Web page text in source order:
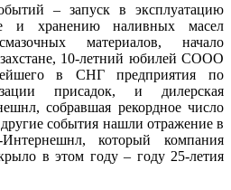
– запуск в эксплуатацию
и хранению наливных масел
материалов, начало
10-летний юбилей СООО
в СНГ предприятия по
присадок, и дилерская
собравшая рекордное число
события нашли отражение в
который компания
в этом году – году 25-летия